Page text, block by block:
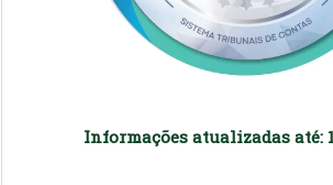
Informações atualizadas até: